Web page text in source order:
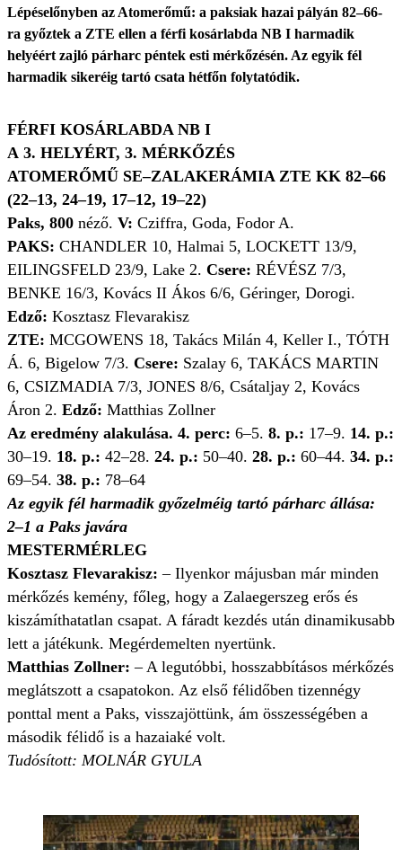
Lépéselőnyben az Atomerőmű: a paksiak hazai pályán 82–66-
ra győztek a ZTE ellen a férfi kosárlabda NB I harmadik
helyéért zajló párharc péntek esti mérkőzésén. Az egyik fél
harmadik sikeréig tartó csata hétfőn folytatódik.
FÉRFI KOSÁRLABDA NB I
A 3. HELYÉRT, 3. MÉRKŐZÉS
ATOMERŐMŰ SE–ZALAKERÁMIA ZTE KK 82–66
(22–13, 24–19, 17–12, 19–22)
Paks, 800 néző. V: Cziffra, Goda, Fodor A.
PAKS: CHANDLER 10, Halmai 5, LOCKETT 13/9,
EILINGSFELD 23/9, Lake 2. Csere: RÉVÉSZ 7/3,
BENKE 16/3, Kovács II Ákos 6/6, Géringer, Dorogi.
Edző: Kosztasz Flevarakisz
ZTE: MCGOWENS 18, Takács Milán 4, Keller I., TÓTH
Á. 6, Bigelow 7/3. Csere: Szalay 6, TAKÁCS MARTIN
6, CSIZMADIA 7/3, JONES 8/6, Csátaljay 2, Kovács
Áron 2. Edző: Matthias Zollner
Az eredmény alakulása. 4. perc: 6–5. 8. p.: 17–9. 14. p.:
30–19. 18. p.: 42–28. 24. p.: 50–40. 28. p.: 60–44. 34. p.:
69–54. 38. p.: 78–64
Az egyik fél harmadik győzelméig tartó párharc állása:
2–1 a Paks javára
MESTERMÉRLEG
Kosztasz Flevarakisz:– Ilyenkor májusban már minden
mérkőzés kemény, főleg, hogy a Zalaegerszeg erős és
kiszámíthatatlan csapat. A fáradt kezdés után dinamikusabb
lett a játékunk. Megérdemelten nyertünk.
Matthias Zollner:– A legutóbbi, hosszabbításos mérkőzés
meglátszott a csapatokon. Az első félidőben tizennégy
ponttal ment a Paks, visszajöttünk, ám összességében a
második félidő is a hazaiaké volt.
Tudósított: MOLNÁR GYULA